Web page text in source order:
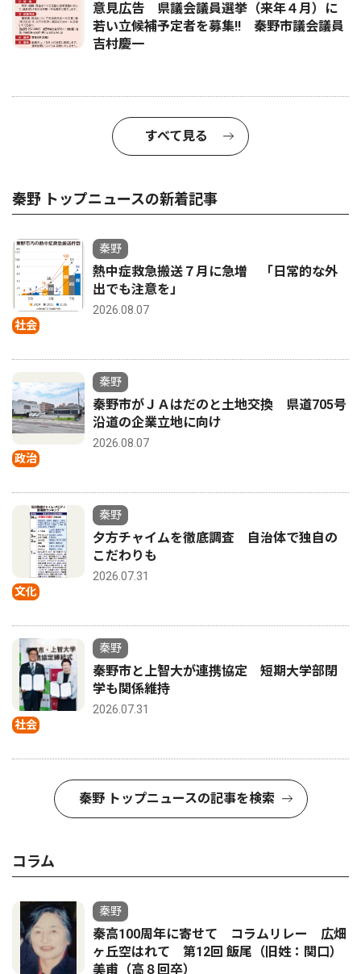
意見広告 県議会議員選挙（来年４月）に
若い立候補予定者を募集‼ 秦野市議会議員
吉村慶一
すべて見る
秦野 トップニュースの新着記事
社会
秦野
熱中症救急搬送７月に急増 「日常的な外
出でも注意を」
2026.08.07
政治
秦野
秦野市がＪＡはだのと土地交換 県道705号
沿道の企業立地に向け
2026.08.07
文化
秦野
夕方チャイムを徹底調査 自治体で独自の
こだわりも
2026.07.31
社会
秦野
秦野市と上智大が連携協定 短期大学部閉
学も関係維持
2026.07.31
秦野 トップニュースの記事を検索
コラム
秦野
秦高100周年に寄せて コラムリレー 広畑
ヶ丘空はれて 第12回 飯尾（旧姓：関口）
美甫（高８回卒）